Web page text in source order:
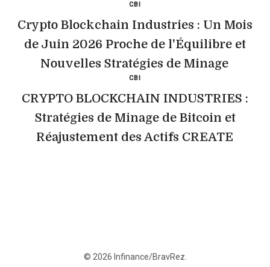
CBI
Crypto Blockchain Industries : Un Mois
de Juin 2026 Proche de l'Équilibre et
Nouvelles Stratégies de Minage
CBI
CRYPTO BLOCKCHAIN INDUSTRIES :
Stratégies de Minage de Bitcoin et
Réajustement des Actifs CREATE
© 2026 Infinance/BravRez.